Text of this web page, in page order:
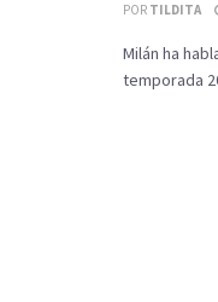
POR TILDITA
Milán ha
temporada